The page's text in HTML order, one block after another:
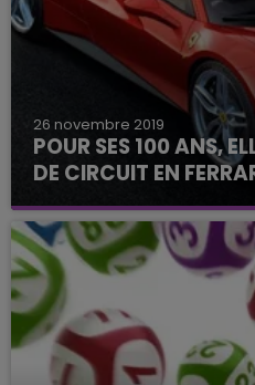
26 novembre 2019
POUR SES 100 ANS,
DE CIRCUIT EN